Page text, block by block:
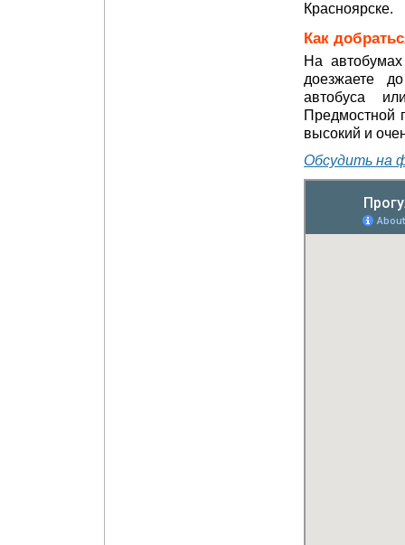
Красноярске.
Как
На
доезжаете
автобуса
Предмостной
высокий и
Обсудить на